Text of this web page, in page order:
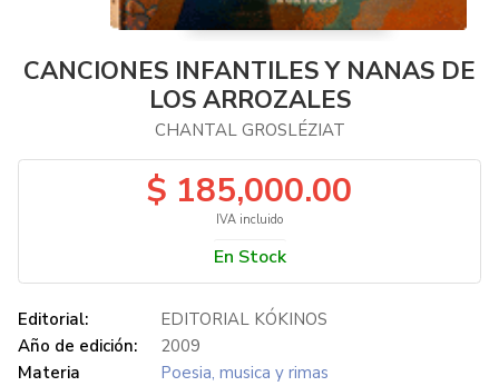
CANCIONES INFANTILES Y NANAS DE
LOS ARROZALES
CHANTAL GROSLÉZIAT
$ 185,000.00
IVA incluido
En Stock
Editorial:
EDITORIAL KÓKINOS
Año de edición:
2009
Materia
Poesia, musica y rimas